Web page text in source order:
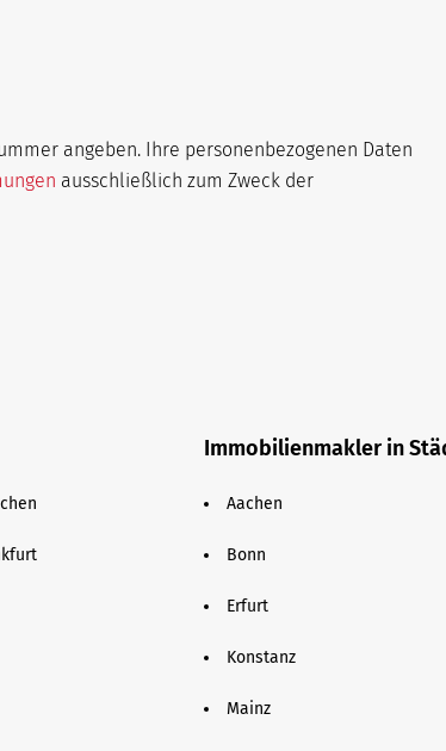
angeben. Ihre personenbezogenen Daten
ausschließlich zum Zweck der
Immobilienmakler in
Aachen
Bonn
Erfurt
Konstanz
Mainz